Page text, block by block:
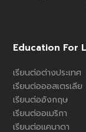
Education For
เรียนต่อต่างประเทศ
เรียนต่อออสเตรเลีย
เรียนต่ออังกฤษ
เรียนต่ออเมริกา
เรียนต่อแคนาดา